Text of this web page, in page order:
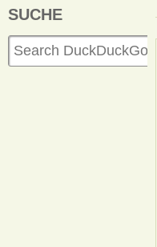
SUCHE